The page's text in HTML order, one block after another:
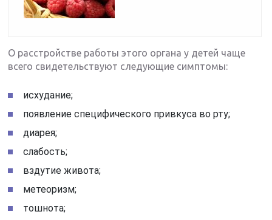
О расстройстве работы этого органа у детей чаще
всего свидетельствуют следующие симптомы:
исхудание;
появление специфического привкуса во рту;
диарея;
слабость;
вздутие живота;
метеоризм;
тошнота;